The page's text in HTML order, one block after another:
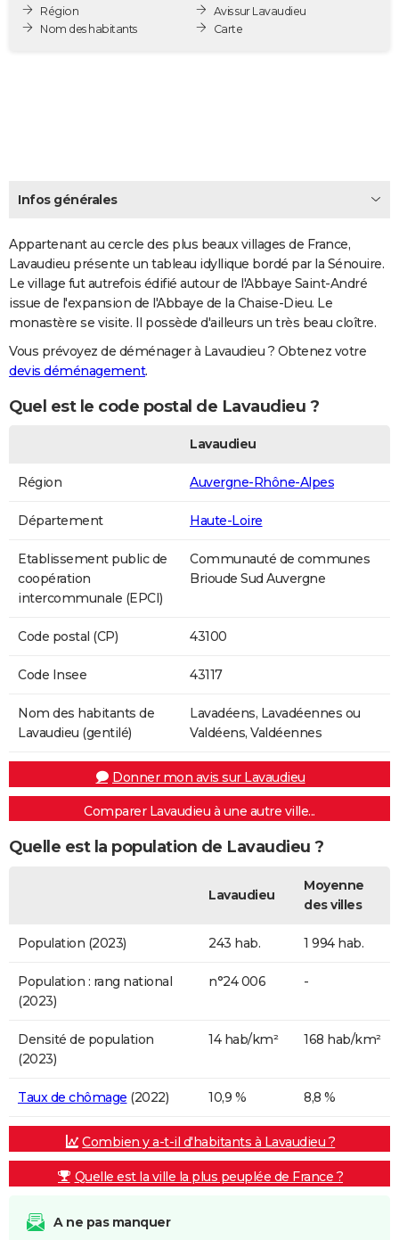
Destinations
City break
Voyage nature
Voyage de noces
Forum
ClimatPHOTO
Dictionnaire
Biographies
Citations
Expressions
Proverbes
PROGRAMME TV
COPAINS D'AVANT
S'inscrire
Se connecter
Lycées
Collèges
Primaires
Universités
Entreprises
Service militaire
Avis de recherche
AVIS DE DÉCÈS
FORUM
Région
Nom des habitants
Avis sur Lavaudieu
Carte
Infos générales
Appartenant au cercle des plus beaux villages de France,
Lavaudieu présente un tableau idyllique bordé par la Sénouire.
Le village fut autrefois édifié autour de l'Abbaye Saint-André
issue de l'expansion de l'Abbaye de la Chaise-Dieu. Le
monastère se visite. Il possède d'ailleurs un très beau cloître.
Vous prévoyez de déménager à Lavaudieu ? Obtenez votre
devis déménagement.
Quel est le code postal de Lavaudieu ?
Lavaudieu
Région Auvergne-Rhône-Alpes
Département Haute-Loire
Etablissement public de
coopération
intercommunale (EPCI)
Communauté de communes
Brioude Sud Auvergne
Code postal (CP) 43100
Code Insee 43117
Nom des habitants de
Lavaudieu (gentilé)
Lavadéens, Lavadéennes ou
Valdéens, Valdéennes
Donner mon avis sur Lavaudieu
Comparer Lavaudieu à une autre ville...
Quelle est la population de Lavaudieu ?
Lavaudieu
Moyenne
des villes
Population (2023) 243 hab. 1 994 hab.
Population : rang national
(2023)
n°24 006 -
Densité de population
(2023)
14 hab/km² 168 hab/km²
Taux de chômage (2022) 10,9 % 8,8 %
Combien y a-t-il d'habitants à Lavaudieu ?
Quelle est la ville la plus peuplée de France ?
A ne pas manquer